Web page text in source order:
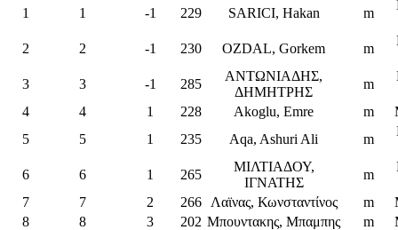
1 1 -1 229 SARICI, Hakan m
2 2 -1 230 OZDAL, Gorkem m
3 3 -1 285
ΑΝΤΩΝΙΑΔΗΣ,
ΔΗΜΗΤΡΗΣ
m
4 4 1 228 Akoglu, Emre m
5
5 1 235 Aqa, Ashuri Ali m
6 6 1 265
ΜΙΛΤΙΑΔΟΥ,
IΓΝΑΤΗΣ
m
7 7 2 266 Λαϊνας, Κωνσταντίνος m
8
8 3 202 Μπουντακης, Μπαμπης m